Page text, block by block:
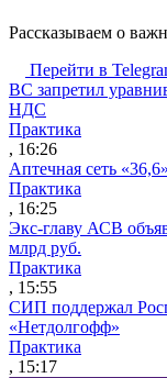
Рассказываем о
Перейти в
ВС запретил
НДС
Практика
, 16:26
Аптечная сеть
Практика
, 16:25
Экс-главу АСВ
млрд руб.
Практика
, 15:55
СИП поддержал
«Нетдолгофф»
Практика
, 15:17